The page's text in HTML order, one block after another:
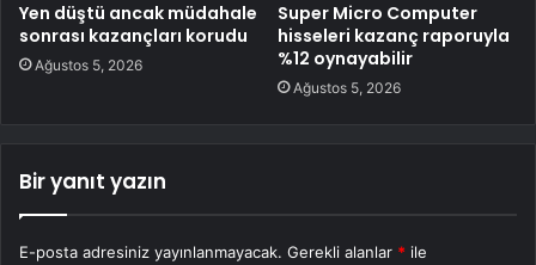
Yen düştü ancak müdahale
sonrası kazançları korudu
Ağustos 5, 2026
Super Micro Computer
hisseleri kazanç raporuyla
%12 oynayabilir
Ağustos 5, 2026
Bir yanıt yazın
E-posta adresiniz yayınlanmayacak. Gerekli alanlar * ile